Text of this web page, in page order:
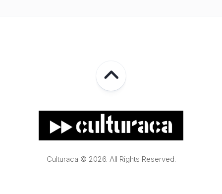
Culturaca © 2026. All Rights Reserved.